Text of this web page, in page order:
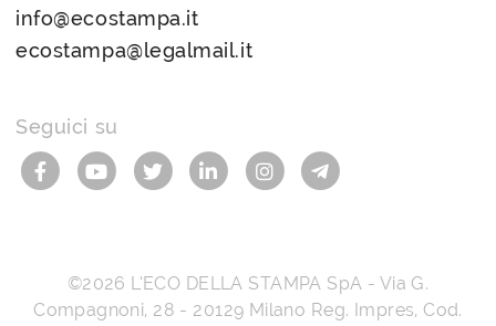
info@ecostampa.it
ecostampa@legalmail.it
Seguici su
©2026 L’ECO DELLA STAMPA SpA - Via G.
Compagnoni, 28 - 20129 Milano Reg. Impres, Cod.